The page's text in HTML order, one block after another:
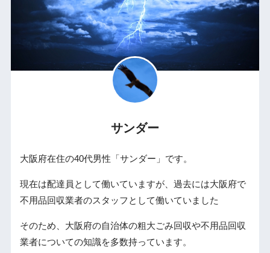
サンダー
大阪府在住の40代男性「サンダー」です。
現在は配達員として働いていますが、過去には大阪府で
不用品回収業者のスタッフとして働いていました
そのため、大阪府の自治体の粗大ごみ回収や不用品回収
業者についての知識を多数持っています。